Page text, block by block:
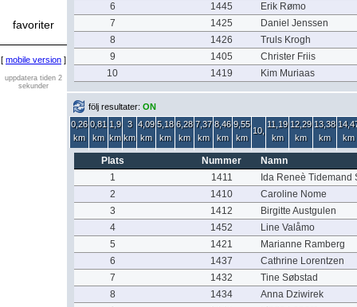
favoriter
[ mobile version ]
uppdatera tiden 2
sekunder
6
1445
Erik Rømo
7
1425
Daniel Jenssen
8
1426
Truls Krogh
9
1405
Christer Friis
10
1419 Kim Muriaas
följ resultater: ON
0,26
km
0,81
km
1,9
km
3
km
4,09
km
5,18
km
6,28
km
7,37
km
8,46
km
9,55
km
10,
11,19
km
12,29
km
13,38
km
km
Plats Nummer
Namn
1
1411
Ida Reneè Tidemand
2
1410
Caroline Nome
3
1412
Birgitte Austgulen
4
1452
Line Valåmo
5
1421
Marianne Ramberg
6
1437
Cathrine Lorentzen
7
1432
Tine Søbstad
8
1434
Anna Dziwirek